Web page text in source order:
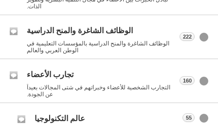
الذات.
الوظائف الشاغرة والمنح الدراسية
الوظائف الشاغرة والمنح الدراسية بالمؤسسات التعليمية في
الوطن العربي والعالم
222
تجارب الأعضاء
التجارب الشخصية للأعضاء وخبراتهم في شتى المجالات بعيداً
عن الجودة.
160
عالم التكنولوجيا 55